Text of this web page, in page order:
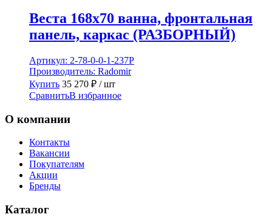
Веста 168х70 ванна, фронтальная
панель, каркас (РАЗБОРНЫЙ)
Артикул: 2-78-0-0-1-237Р
Производитель: Radomir
Купить 35 270 ₽ / шт
СравнитьВ избранное
О компании
Контакты
Вакансии
Покупателям
Акции
Бренды
Каталог